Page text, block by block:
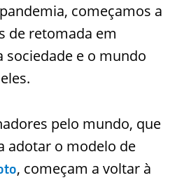
começamos a
de retomada em
sociedade e o mundo
pelo mundo, que
adotar o modelo de
, começam a voltar à